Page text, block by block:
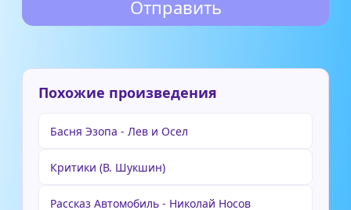
Похожие произведения
Басня Эзопа - Лев и Осел
Критики (В. Шукшин)
Рассказ Автомобиль - Николай Носов